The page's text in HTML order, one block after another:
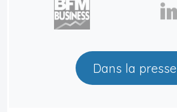
Dans la presse